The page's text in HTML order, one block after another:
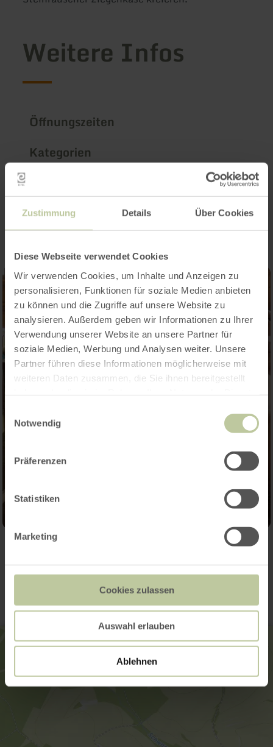
Zustimmung Details Über Cookies
Diese Webseite verwendet Cookies
Wir verwenden Cookies, um Inhalte und Anzeigen zu
personalisieren, Funktionen für soziale Medien anbieten
zu können und die Zugriffe auf unsere Website zu
analysieren. Außerdem geben wir Informationen zu Ihrer
Verwendung unserer Website an unsere Partner für
soziale Medien, Werbung und Analysen weiter. Unsere
Partner führen diese Informationen möglicherweise mit
weiteren Daten zusammen, die Sie ihnen bereitgestellt
Notwendig
Präferenzen
Statistiken
Marketing
Cookies zulassen
Auswahl erlauben
Ablehnen
Weitere Infos
Öffnungszeiten
Kategorien
Impressionen
Kontakt